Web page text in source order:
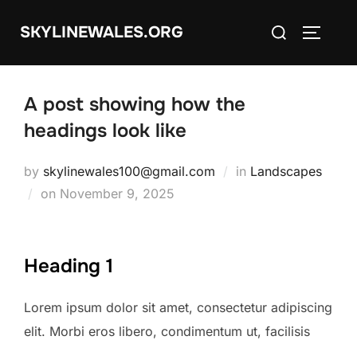
SKYLINEWALES.ORG
Search
A post showing how the
headings look like
by skylinewales100@gmail.com in Landscapes
on Posted
November 9, 2025
Heading 1
Lorem ipsum dolor sit amet, consectetur adipiscing
elit. Morbi eros libero, condimentum ut, facilisis